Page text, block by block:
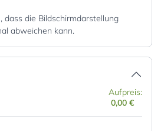
dass die Bildschirmdarstellung
abweichen kann.
Aufpreis:
0,00 €